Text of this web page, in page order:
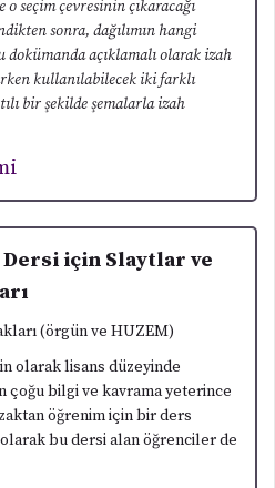
seçim çevresinin çıkaracağı
sonra, dağılımın hangi
dokümanda açıklamalı olarak izah
kullanılabilecek iki farklı
bir şekilde şemalarla izah
için Slaytlar ve
(örgün ve HUZEM)
olarak lisans düzeyinde
çoğu bilgi ve kavrama yeterince
öğrenim için bir ders
bu dersi alan öğrenciler de